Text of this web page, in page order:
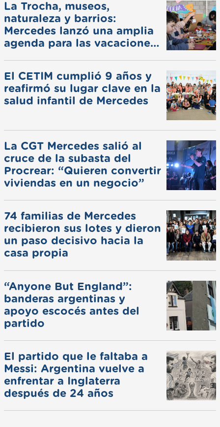
La Trocha, museos,
naturaleza y barrios:
Mercedes lanzó una amplia
agenda para las vacaciones
El CETIM cumplió 9 años y
reafirmó su lugar clave en la
salud infantil de Mercedes
La CGT Mercedes salió al
cruce de la subasta del
Procrear: “Quieren convertir
viviendas en un negocio”
74 familias de Mercedes
recibieron sus lotes y dieron
un paso decisivo hacia la
casa propia
“Anyone But England”:
banderas argentinas y
apoyo escocés antes del
partido
El partido que le faltaba a
Messi: Argentina vuelve a
enfrentar a Inglaterra
después de 24 años